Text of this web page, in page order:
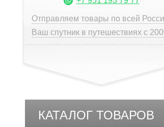
Отправляем товары по всей
Ваш спутник в путешествиях с
КАТАЛОГ ТОВАРОВ